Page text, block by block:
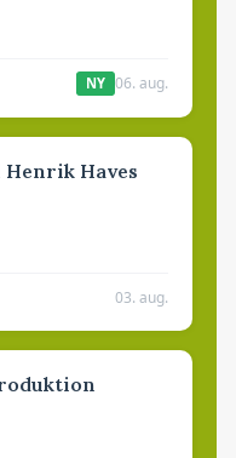
NY 06. aug.
Haves
03. aug.